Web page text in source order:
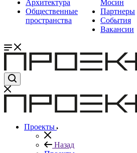
Архитектура
Общественные
пространства
Мосин
Партнеры
События
Вакансии
Проекты
Назад